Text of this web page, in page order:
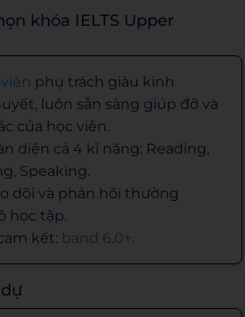
khóa IELTS Upper
phụ trách giàu kinh
luôn sẵn sàng giúp đỡ và
của học viên.
diện cả 4 kĩ năng: Reading,
Speaking.
dõi và phản hồi thường
học tập.
kết: band 6.0+.